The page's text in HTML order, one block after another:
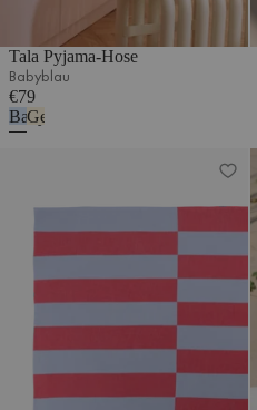
Tala Pyjama-Hose
Babyblau
€79
Babyblau
Gelb